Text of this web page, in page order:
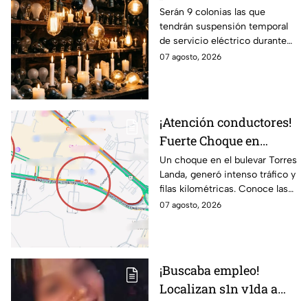
suspensión de luz por 8
horas hoy viernes 7 y
mañana sábado 8 de
agosto en 9 sitios
Serán 9 colonias las que
tendrán suspensión temporal
de servicio eléctrico durante
ocho horas este viernes 7 y
07 agosto, 2026
¡Atención conductores!
Fuerte Choque en
Torres Landa provoca
filas kilométricas a esta
altura
Un choque en el bulevar Torres
Landa, generó intenso tráfico y
filas kilométricas. Conoce las
vías alternas.
07 agosto, 2026
¡Buscaba empleo!
Localizan s1n v1da a